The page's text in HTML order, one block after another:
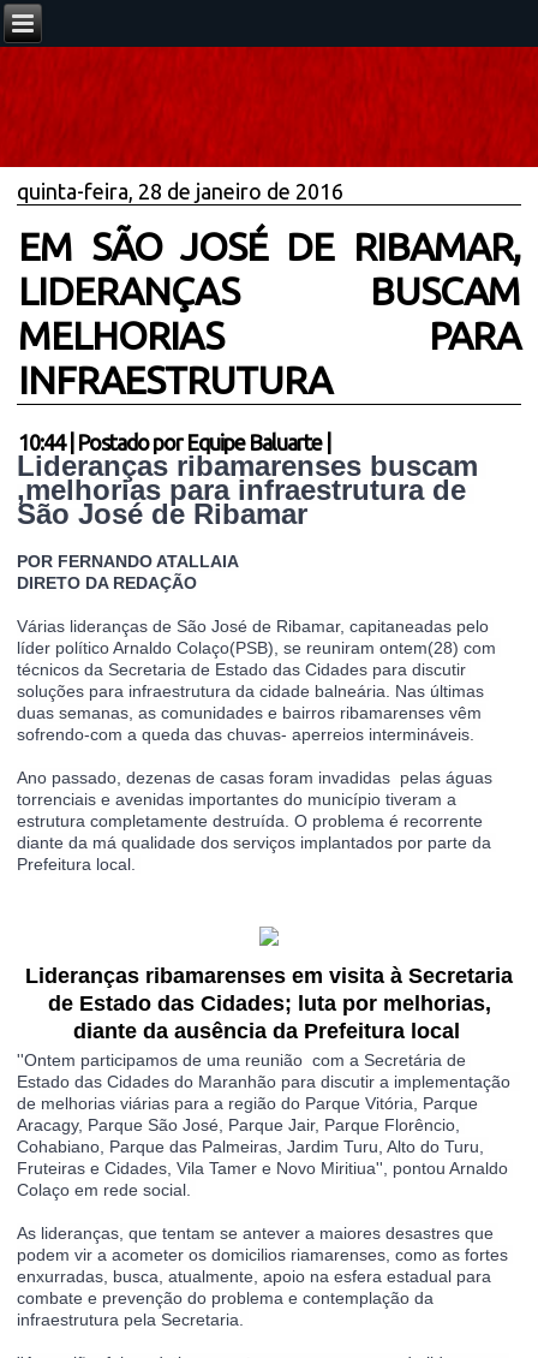
quinta-feira, 28 de janeiro de 2016
EM SÃO JOSÉ DE RIBAMAR,
LIDERANÇAS BUSCAM
MELHORIAS PARA
INFRAESTRUTURA
10:44| Postado por Equipe Baluarte
Lideranças ribamarenses buscam
,melhorias para infraestrutura de
São José de Ribamar
POR FERNANDO ATALLAIA
DIRETO DA REDAÇÃO
Várias lideranças de São José de Ribamar, capitaneadas pelo
líder político Arnaldo Colaço(PSB), se reuniram ontem(28) com
técnicos da Secretaria de Estado das Cidades para discutir
soluções para infraestrutura da cidade balneária. Nas últimas
duas semanas, as comunidades e bairros ribamarenses vêm
sofrendo-com a queda das chuvas- aperreios intermináveis.
Ano passado, dezenas de casas foram invadidas  pelas águas
torrenciais e avenidas importantes do município tiveram a
estrutura completamente destruída. O problema é recorrente
diante da má qualidade dos serviços implantados por parte da
Prefeitura local.
Lideranças ribamarenses em visita à Secretaria
de Estado das Cidades; luta por melhorias,
diante da ausência da Prefeitura local
''Ontem participamos de uma reunião  com a Secretária de
Estado das Cidades do Maranhão para discutir a implementação
de melhorias viárias para a região do Parque Vitória, Parque
Aracagy, Parque São José, Parque Jair, Parque Florêncio,
Cohabiano, Parque das Palmeiras, Jardim Turu, Alto do Turu,
Fruteiras e Cidades, Vila Tamer e Novo Miritiua'', pontou Arnaldo
Colaço em rede social.
As lideranças, que tentam se antever a maiores desastres que
podem vir a acometer os domicilios riamarenses, como as fortes
enxurradas, busca, atualmente, apoio na esfera estadual para
combate e prevenção do problema e contemplação da
infraestrutura pela Secretaria.